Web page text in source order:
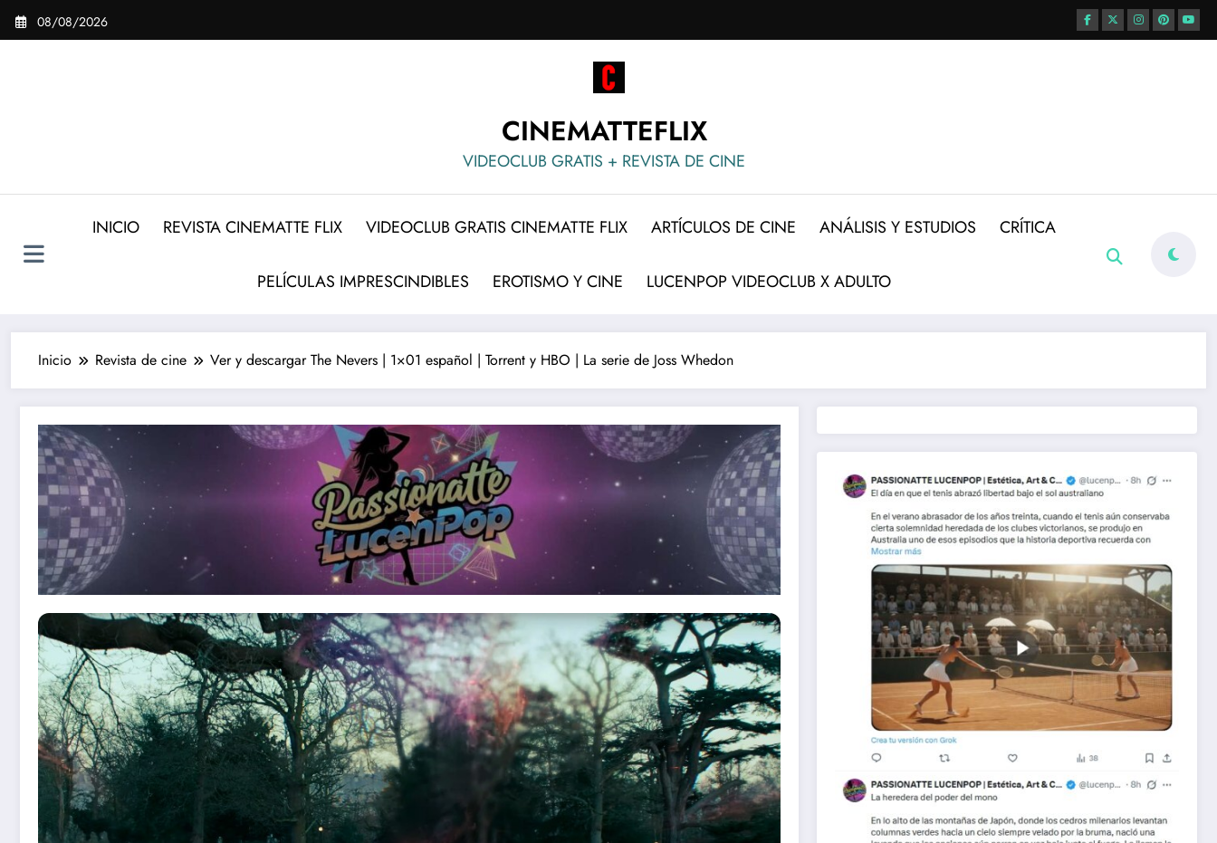
Saltar
08/08/2026
CINEMATTEFLIX
VIDEOCLUB GRATIS + REVISTA DE CINE
INICIO REVISTA CINEMATTE FLIX VIDEOCLUB GRATIS CINEMATTE FLIX ARTÍCULOS DE CINE ANÁLISIS Y ESTUDIOS CRÍTICA
PELÍCULAS IMPRESCINDIBLES EROTISMO Y CINE LUCENPOP VIDEOCLUB X ADULTO
Inicio Revista de cine Ver y descargar The Nevers | 1×01 español | Torrent y HBO | La serie de Joss Whedon